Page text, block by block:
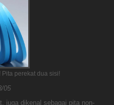
perekat dua sisi!
05
juga dikenal sebagai pita non-